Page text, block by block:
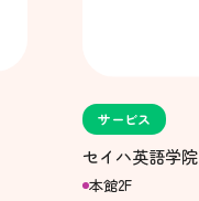
サービス
セイハ英語学院
本館2F